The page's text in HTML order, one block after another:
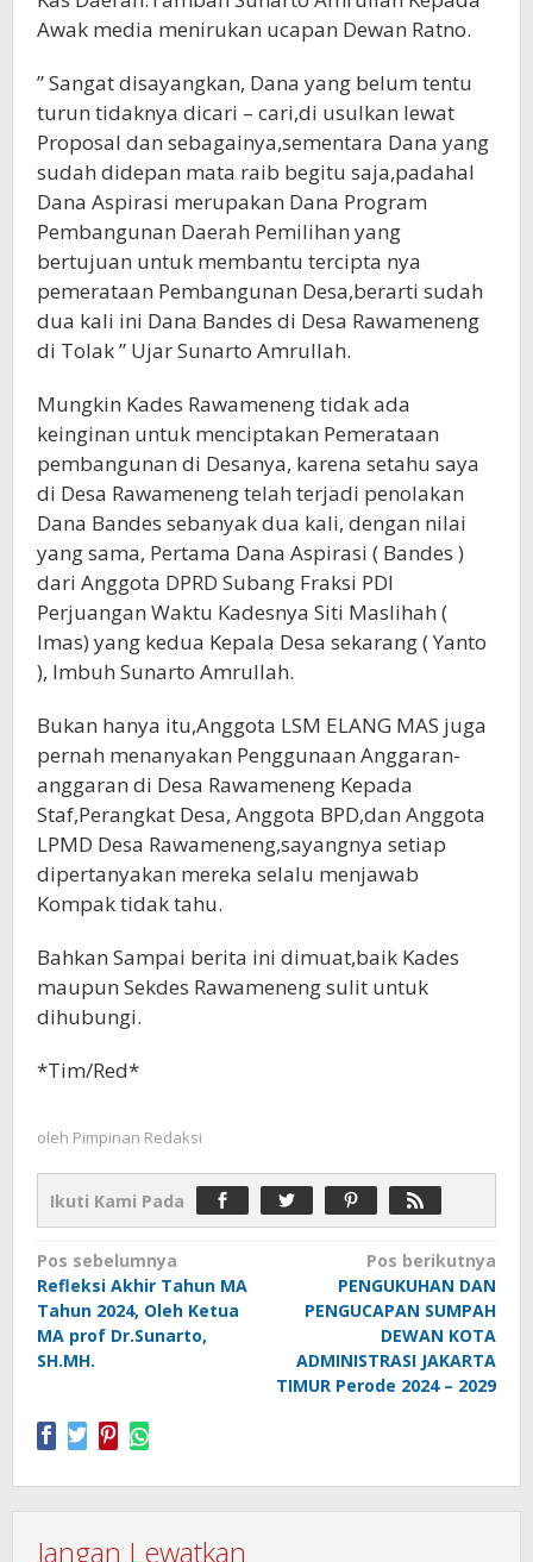
Awak media menirukan ucapan Dewan Ratno.
” Sangat disayangkan, Dana yang belum tentu
turun tidaknya dicari – cari,di usulkan lewat
Proposal dan sebagainya,sementara Dana yang
sudah didepan mata raib begitu saja,padahal
Dana Aspirasi merupakan Dana Program
Pembangunan Daerah Pemilihan yang
bertujuan untuk membantu tercipta nya
pemerataan Pembangunan Desa,berarti sudah
dua kali ini Dana Bandes di Desa Rawameneng
di Tolak ” Ujar Sunarto Amrullah.
Mungkin Kades Rawameneng tidak ada
keinginan untuk menciptakan Pemerataan
pembangunan di Desanya, karena setahu saya
di Desa Rawameneng telah terjadi penolakan
Dana Bandes sebanyak dua kali, dengan nilai
yang sama, Pertama Dana Aspirasi ( Bandes )
dari Anggota DPRD Subang Fraksi PDI
Perjuangan Waktu Kadesnya Siti Maslihah (
Imas) yang kedua Kepala Desa sekarang ( Yanto
), Imbuh Sunarto Amrullah.
Bukan hanya itu,Anggota LSM ELANG MAS juga
pernah menanyakan Penggunaan Anggaran-
anggaran di Desa Rawameneng Kepada
Staf,Perangkat Desa, Anggota BPD,dan Anggota
LPMD Desa Rawameneng,sayangnya setiap
dipertanyakan mereka selalu menjawab
Kompak tidak tahu.
Bahkan Sampai berita ini dimuat,baik Kades
maupun Sekdes Rawameneng sulit untuk
dihubungi.
*Tim/Red*
oleh Pimpinan Redaksi
Ikuti Kami Pada
Navigasi
pos
Pos sebelumnya
Refleksi Akhir Tahun MA
Tahun 2024, Oleh Ketua
MA prof Dr.Sunarto,
SH.MH.
Pos berikutnya
PENGUKUHAN DAN
PENGUCAPAN SUMPAH
DEWAN KOTA
ADMINISTRASI JAKARTA
TIMUR Perode 2024 – 2029
Jangan Lewatkan